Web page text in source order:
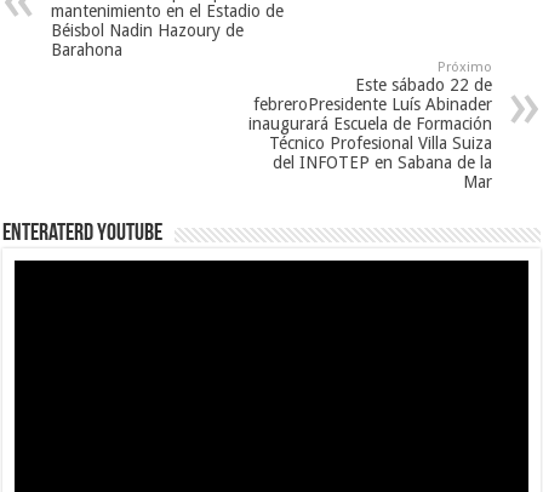
mantenimiento en el Estadio de
Béisbol Nadin Hazoury de
Barahona
Próximo
Este sábado 22 de
febreroPresidente Luís Abinader
inaugurará Escuela de Formación
Técnico Profesional Villa Suiza
del INFOTEP en Sabana de la
Mar
EnterateRD YOUTUBE